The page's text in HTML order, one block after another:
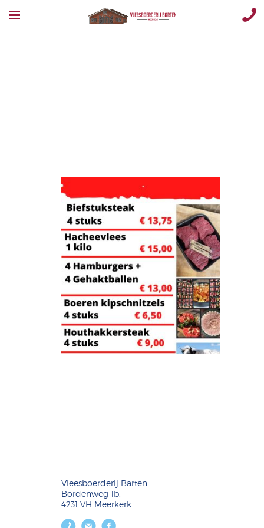
Vleesboerderij Barten
Bordenweg 1b,
4231 VH Meerkerk